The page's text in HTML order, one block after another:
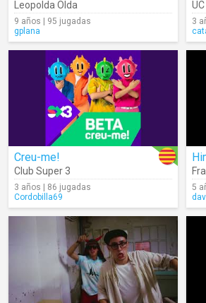
Leopolda Olda
9 años | 95 jugadas
gplana
UC
3
Creu-me!
Club Super 3
3 años | 86 jugadas
Cordobilla69
5